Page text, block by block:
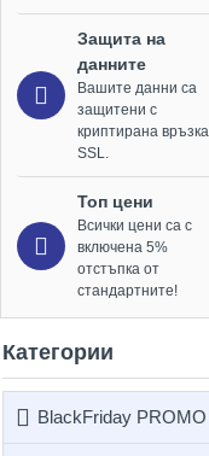
Защита на
данните
Вашите данни са
защитени с
криптирана връзка
SSL.
Топ цени
Всички цени са с
включена 5%
отстъпка от
стандартните!
Категории
BlackFriday PROMO